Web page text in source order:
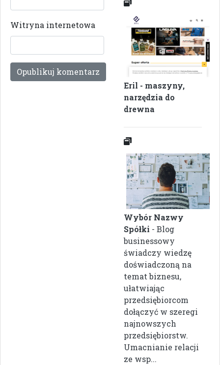
Witryna internetowa
Eril - maszyny,
narzędzia do
drewna
Wybór Nazwy
Spółki - Blog
businessowy
świadczy wiedzę
doświadczoną na
temat biznesu,
ułatwiając
przedsiębiorcom
dołączyć w szeregi
najnowszych
przedsiębiorstw.
Umacnianie relacji
ze wsp...